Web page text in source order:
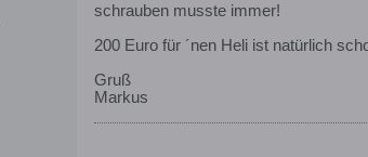
schrauben musste immer!
200 Euro für ´nen Heli ist natürlich
Gruß
Markus